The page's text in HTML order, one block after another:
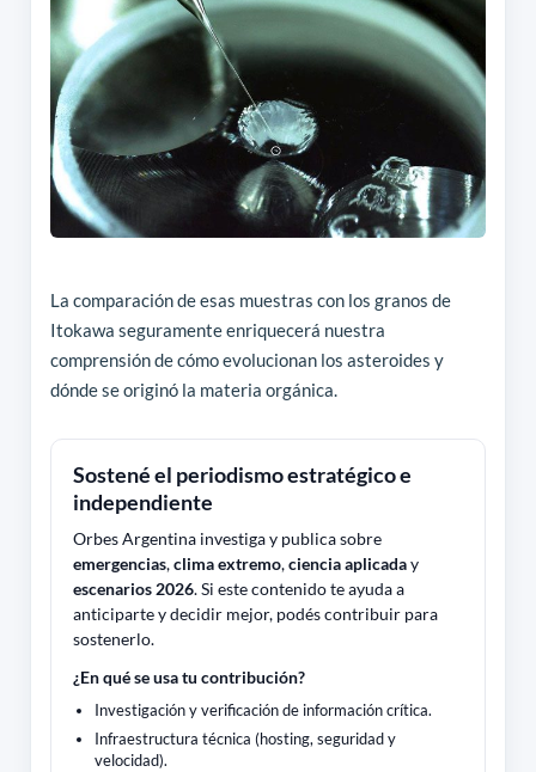
La comparación de esas muestras con los granos de
Itokawa seguramente enriquecerá nuestra
comprensión de cómo evolucionan los asteroides y
dónde se originó la materia orgánica.
Sostené el periodismo estratégico e
independiente
Orbes Argentina investiga y publica sobre
emergencias,clima extremo,ciencia aplicaday
escenarios 2026. Si este contenido te ayuda a
anticiparte y decidir mejor, podés contribuir para
sostenerlo.
¿En qué se usa tu contribución?
Investigación y verificación de información crítica.
Infraestructura técnica (hosting, seguridad y
velocidad).